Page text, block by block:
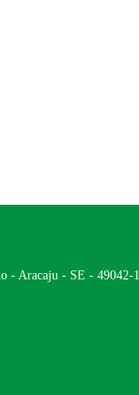
- Aracaju - SE - 49042-